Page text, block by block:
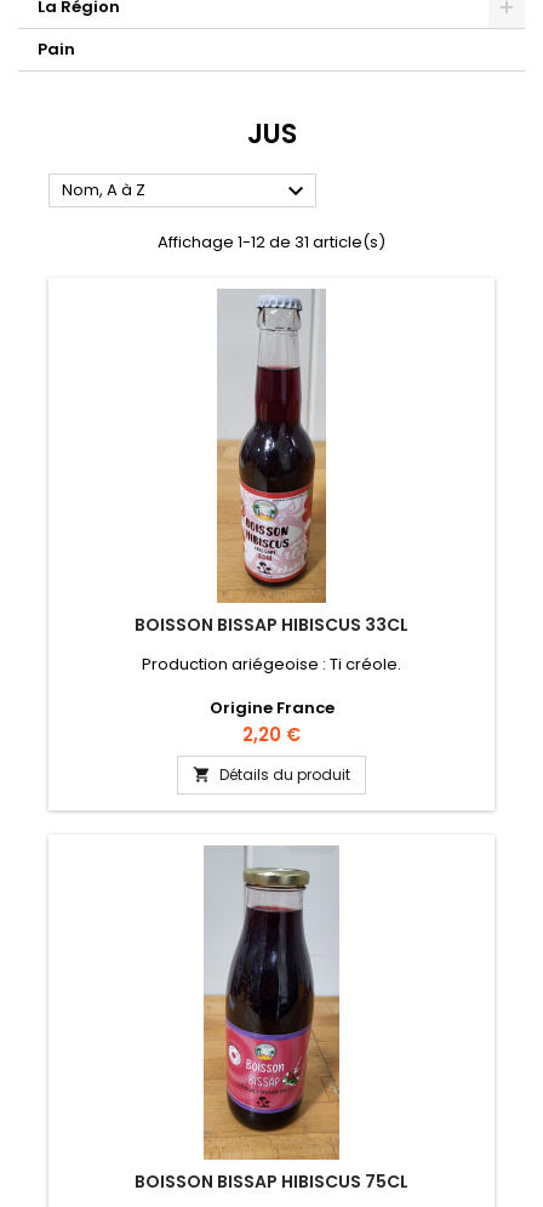
La Région
Pain
JUS
Nom, A à Z 
Affichage 1-12 de 31 article(s)
BOISSON BISSAP HIBISCUS 33CL
Production ariégeoise : Ti créole.
Origine France
Prix
2,20 €
 Détails du produit
BOISSON BISSAP HIBISCUS 75CL